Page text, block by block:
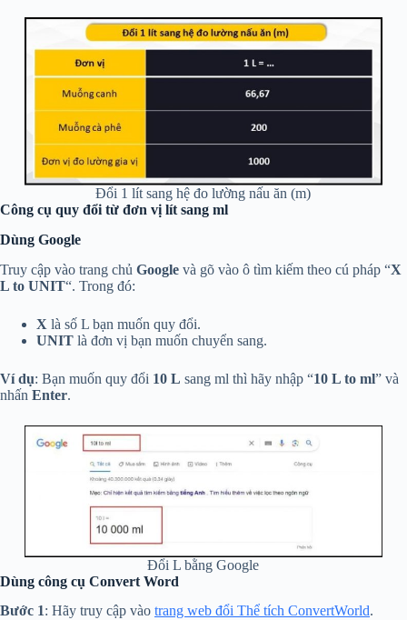
Đổi 1 lít sang hệ đo lường nấu ăn (m)
Công cụ quy đổi từ đơn vị lít sang ml
Dùng Google
Truy cập vào trang chủ Google và gõ vào ô tìm kiếm theo cú pháp “X
L to UNIT“. Trong đó:
X là số L bạn muốn quy đổi.
UNIT là đơn vị bạn muốn chuyển sang.
Ví dụ: Bạn muốn quy đổi 10 L sang ml thì hãy nhập “10 L to ml” và
nhấn Enter.
Đổi L bằng Google
Dùng công cụ Convert Word
Bước 1: Hãy truy cập vào trang web đổi Thể tích ConvertWorld.